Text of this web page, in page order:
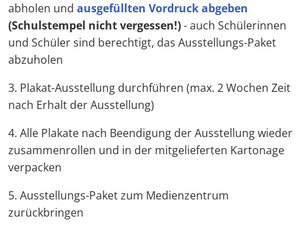
abholen und ausgefüllten Vordruck abgeben
(Schulstempel nicht vergessen!)- auch Schülerinnen
und Schüler sind berechtigt, das Ausstellungs-Paket
abzuholen
3. Plakat-Ausstellung durchführen (max. 2 Wochen Zeit
nach Erhalt der Ausstellung)
4. Alle Plakate nach Beendigung der Ausstellung wieder
zusammenrollen und in der mitgelieferten Kartonage
verpacken
5. Ausstellungs-Paket zum Medienzentrum
zurückbringen